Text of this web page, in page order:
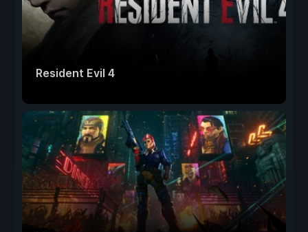
Resident Evil 4